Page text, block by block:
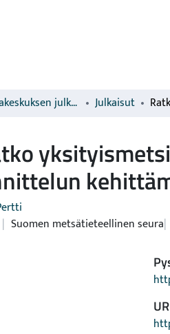
Luonnonvarakeskuksen julkaisut Julkaisut
| Suomen metsätieteellinen seura